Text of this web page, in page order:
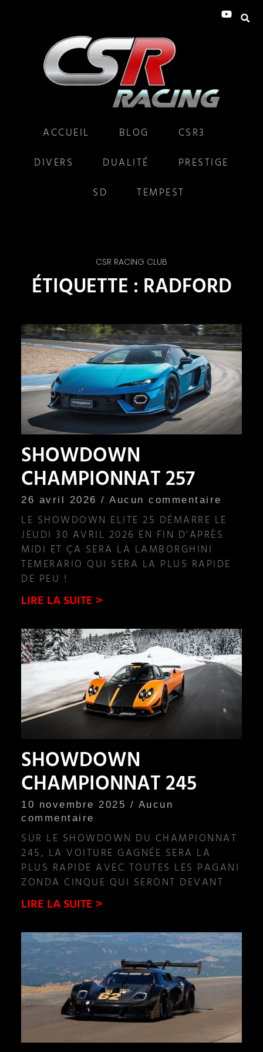
ACCUEIL BLOG
CSR3
DIVERS
DUALITÉ
PRESTIGE
SD
TEMPEST
CSR RACING CLUB
ÉTIQUETTE : RADFORD
SHOWDOWN
CHAMPIONNAT 257
26 avril 2026 Aucun commentaire
LE SHOWDOWN ELITE 25 DÉMARRE LE
JEUDI 30 AVRIL 2026 EN FIN D’APRÈS
MIDI ET ÇA SERA LA LAMBORGHINI
TEMERARIO QUI SERA LA PLUS RAPIDE
DE PEU !
LIRE LA SUITE >
SHOWDOWN
CHAMPIONNAT 245
10 novembre 2025
Aucun
commentaire
SUR LE SHOWDOWN DU CHAMPIONNAT
245, LA VOITURE GAGNÉE SERA LA
PLUS RAPIDE AVEC TOUTES LES PAGANI
ZONDA CINQUE QUI SERONT DEVANT
LIRE LA SUITE >